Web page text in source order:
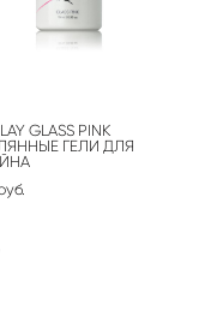
GLASS PINK
ГЕЛИ ДЛЯ